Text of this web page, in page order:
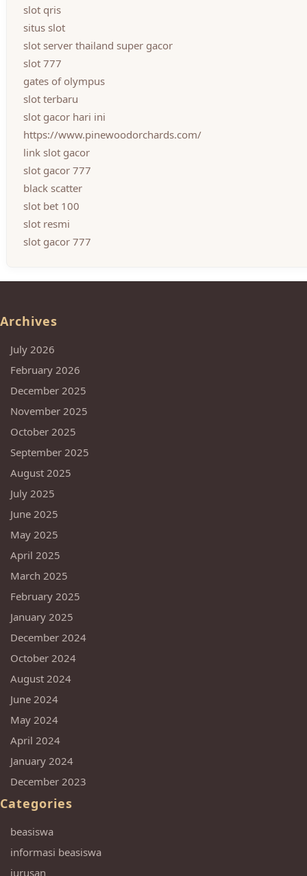
slot qris
situs slot
slot server thailand super gacor
slot 777
gates of olympus
slot terbaru
slot gacor hari ini
https://www.pinewoodorchards.com/
link slot gacor
slot gacor 777
black scatter
slot bet 100
slot resmi
slot gacor 777
Archives
July 2026
February 2026
December 2025
November 2025
October 2025
September 2025
August 2025
July 2025
June 2025
May 2025
April 2025
March 2025
February 2025
January 2025
December 2024
October 2024
August 2024
June 2024
May 2024
April 2024
January 2024
December 2023
Categories
beasiswa
informasi beasiswa
jurusan